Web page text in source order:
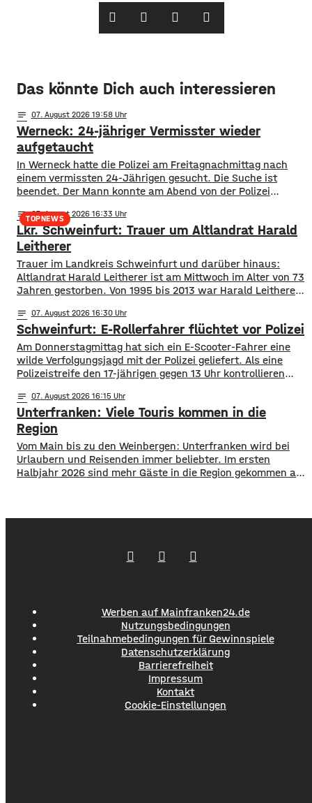
Das könnte Dich auch interessieren
notes 07. August 2026 19:58
Werneck: 24-jähriger Vermisster wieder
aufgetaucht
In Werneck hatte die Polizei am Freitagnachmittag nach
einem vermissten 24-Jährigen gesucht. Die Suche ist
beendet. Der Mann konnte am Abend von der Polizei
gesorgt, da auch ein Polizeihubschrauber die Gegend rund
um Werneck abgesucht hatte.
TOPNEWS
notes 07. August 2026 16:33
Lkr. Schweinfurt: Trauer um Altlandrat Harald
Leitherer
Trauer im Landkreis Schweinfurt und darüber hinaus:
Altlandrat Harald Leitherer ist am Mittwoch im Alter von 73
Jahren gestorben. Von 1995 bis 2013 war Harald Leitherer
wurde das Kreisstraßennetz ausgebaut, aber auch ein
flächendeckendes Radwegenetz mit einer Länge von über
1.000 Kilometern geschaffen. Außerdem führte der
notes 07. August 2026 16:30
Schweinfurt: E-Rollerfahrer flüchtet vor Polizei
Am Donnerstagmittag hat sich ein E-Scooter-Fahrer eine
wilde Verfolgungsjagd mit der Polizei geliefert. Als eine
Polizeistreife den 17-jährigen gegen 13 Uhr kontrollieren
Geschwindigkeit fuhr er in Richtung B286. Als in die Polizei
stoppen wollte rammte er den Streifenwagen, stürzte und
setzte anschließend seine Flucht fort, wobei er einen
notes 07. August 2026 16:15
Unterfranken: Viele Touris kommen in die
Region
Vom Main bis zu den Weinbergen: Unterfranken wird bei
Urlaubern und Reisenden immer beliebter. Im ersten
Halbjahr 2026 sind mehr Gäste in die Region gekommen als
Werben auf Mainfranken24.de
Nutzungsbedingungen
Teilnahmebedingungen für Gewinnspiele
Datenschutzerklärung
Barrierefreiheit
Impressum
Kontakt
Cookie-Einstellungen